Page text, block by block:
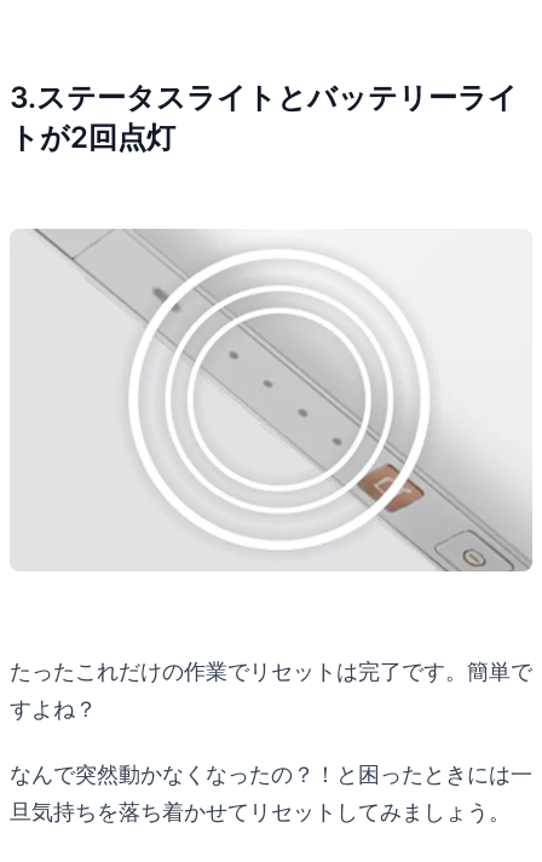
3.ステータスライトとバッテリーライ
トが2回点灯
たったこれだけの作業でリセットは完了です。簡単で
すよね？
なんで突然動かなくなったの？！と困ったときには一
旦気持ちを落ち着かせてリセットしてみましょう。